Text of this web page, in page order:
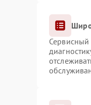
Сервисный